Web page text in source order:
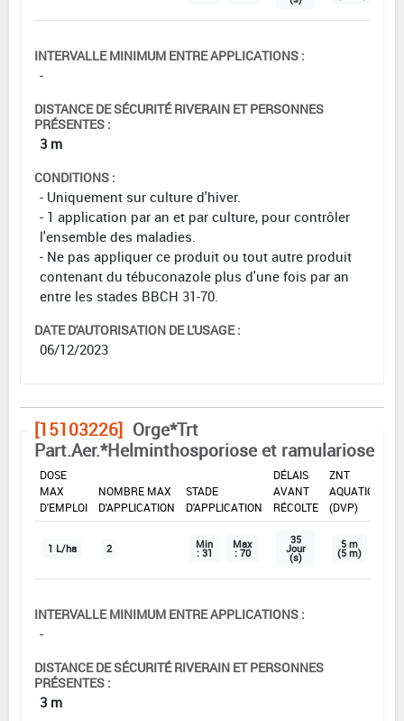
INTERVALLE MINIMUM ENTRE APPLICATIONS :
-
DISTANCE DE SÉCURITÉ RIVERAIN ET PERSONNES
PRÉSENTES :
3 m
CONDITIONS :
- Uniquement sur culture d'hiver.
- 1 application par an et par culture, pour contrôler
l'ensemble des maladies.
- Ne pas appliquer ce produit ou tout autre produit
contenant du tébuconazole plus d'une fois par an
entre les stades BBCH 31-70.
DATE D'AUTORISATION DE L'USAGE :
06/12/2023
[15103226] Orge*Trt
Part.Aer.*Helminthosporiose et ramulariose
DOSE
MAX
D'EMPLOI
NOMBRE MAX
D'APPLICATION
STADE
D'APPLICATION
DÉLAIS
AVANT
RÉCOLTE
ZNT
AQUATIQUE
(DVP)
1 L/ha 2 Min
: 31
Max
: 70
35
Jour
(s)
5 m
(5 m)
INTERVALLE MINIMUM ENTRE APPLICATIONS :
-
DISTANCE DE SÉCURITÉ RIVERAIN ET PERSONNES
PRÉSENTES :
3 m